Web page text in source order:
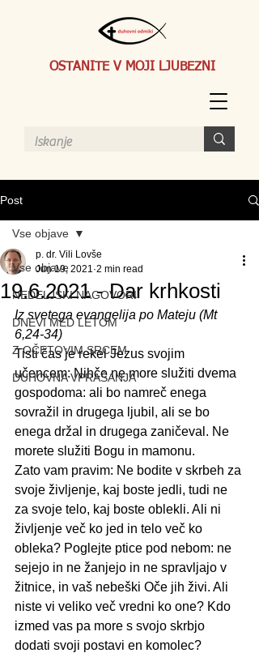
OSTANITE V MOJI LJUBEZNI
Post
Vse objave
NEDELJSKI NAGOVORI
DNEVI MED LETOM
Z OČETOVIM SRCEM
DUHOVNA VPRAŠANJA
Vse objave
19.6.2021 - Dar krhkosti
p. dr. Vili Lovše
Jun 19, 2021 2 min read
Iz svetega evangelija po Mateju (Mt
6,24-34)
Tisti čas je rekel Jezus svojim
učencem: Nihče ne more služiti dvema
gospodoma: ali bo namreč enega
sovražil in drugega ljubil, ali se bo
enega držal in drugega zaničeval. Ne
morete služiti Bogu in mamonu.
Zato vam pravim: Ne bodite v skrbeh za
svoje življenje, kaj boste jedli, tudi ne
za svoje telo, kaj boste oblekli. Ali ni
življenje več ko jed in telo več ko
obleka? Poglejte ptice pod nebom: ne
sejejo in ne žanjejo in ne spravljajo v
žitnice, in vaš nebeški Oče jih živi. Ali
niste vi veliko več vredni ko one? Kdo
izmed vas pa more s svojo skrbjo
dodati svoji postavi en komolec?